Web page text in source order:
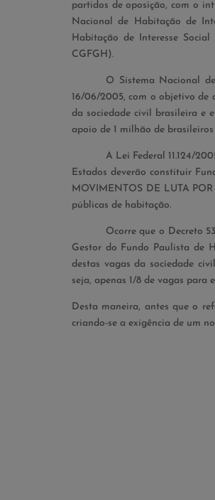
partidos de oposição, com o
Nacional de Habitação de
Habitação de Interesse
CGFGH).
O Sistema Nacional
16/06/2005, com o objetivo
da sociedade civil brasileira e
apoio de 1 milhão de
A Lei Federal 11.124/
Estados deverão constituir
MOVIMENTOS DE LUTA
públicas de habitação.
Ocorre que o Decreto
Gestor do Fundo Paulista de
destas vagas da sociedade
seja, apenas 1/8 de vagas
Desta maneira, antes que o
criando-se a exigência de um